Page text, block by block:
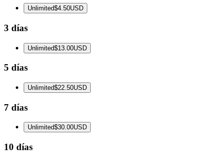
Unlimited$4.50USD
3 días
Unlimited$13.00USD
5 días
Unlimited$22.50USD
7 días
Unlimited$30.00USD
10 días